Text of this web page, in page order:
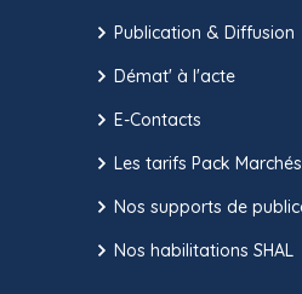
Publication & Diffusion
Démat' à l'acte
E-Contacts
Les tarifs Pack
Nos supports de
Nos habilitations SHAL